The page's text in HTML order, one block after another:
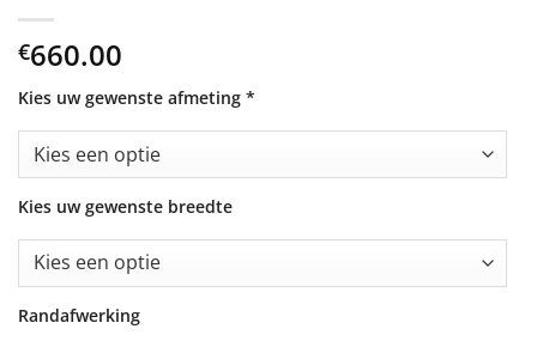
€660.00
Kies uw gewenste afmeting *
Kies uw gewenste breedte
Randafwerking